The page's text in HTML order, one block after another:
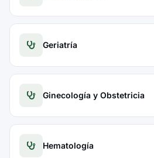
Geriatría
Ginecología y Obstetricia
Hematología